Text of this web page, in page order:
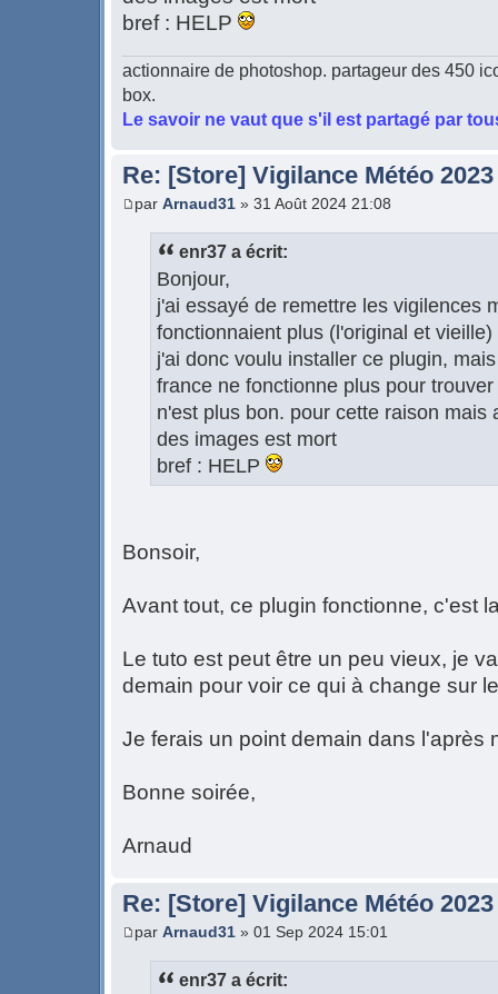
bref : HELP
actionnaire de photoshop. partageur des 450
box.
Le savoir ne vaut que s'il est partagé par
Re: [Store] Vigilance Météo 2023
par Arnaud31 » 31 Août 2024 21:08
enr37 a écrit:
Bonjour,
j'ai essayé de remettre les vigilences
fonctionnaient plus (l'original et vieille)
j'ai donc voulu installer ce plugin,
france ne fonctionne plus pour
n'est plus bon. pour cette raison mais
des images est mort
bref : HELP
Bonsoir,
Avant tout, ce plugin fonctionne, c'est
Le tuto est peut être un peu vieux, je
demain pour voir ce qui à change sur
Je ferais un point demain dans l'après
Bonne soirée,
Arnaud
Re: [Store] Vigilance Météo 2023
par Arnaud31 » 01 Sep 2024 15:01
enr37 a écrit: